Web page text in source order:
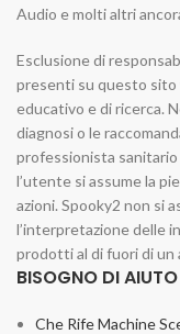
Audio e molti altri
Esclusione di
presenti su questo sito
educativo e di ricerca.
diagnosi o le
professionista
l’utente si assume la
azioni. Spooky2 non si
l’interpretazione delle
prodotti al di fuori di un
BISOGNO DI AIUTO
Che Rife Machine